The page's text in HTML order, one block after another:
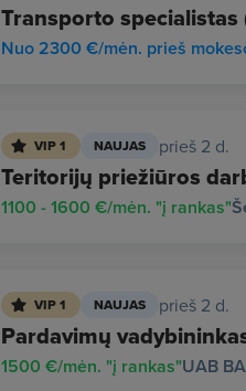
Transporto specialistas
Nuo 2300 €/mėn. prieš
VIP 1 NAUJAS prieš 2 d.
Teritorijų priežiūros
1100 - 1600 €/mėn. "į rankas"
VIP 1 NAUJAS prieš 2 d.
Pardavimų
UAB
1500 €/mėn. "į rankas"